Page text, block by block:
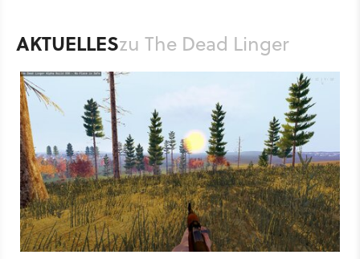
Gegenstände herstellen lassen. Das Spiel ist im Rahmen des Early
Access-Programms von Steam bereits vor Release spielbar.
Spiel Action
Sandswept Studios
The Dead Linger
Shooter
AKTUELLESzu The Dead Linger